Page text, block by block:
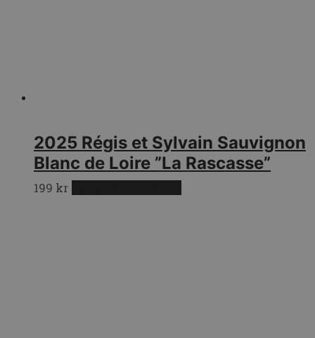
2025 Régis et Sylvain Sauvignon
Blanc de Loire ”La Rascasse”
199 kr